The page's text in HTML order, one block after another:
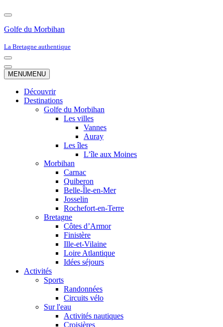
Golfe du Morbihan
La Bretagne authentique
Menu
de
navigation
Menu
de
MENUMENU
Découvrir
Destinations
Golfe du Morbihan
Les villes
Vannes
Auray
Les îles
L’île aux Moines
Morbihan
Carnac
Quiberon
Belle-Île-en-Mer
Josselin
Rochefort-en-Terre
Bretagne
Côtes d’Armor
Finistère
Ille-et-Vilaine
Loire Atlantique
Idées séjours
Activités
Sports
Randonnées
Circuits vélo
Sur l'eau
Activités nautiques
Croisières